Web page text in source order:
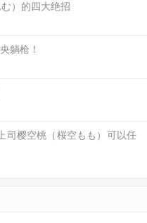
）的四大绝招
躺枪！
司樱空桃（桜空もも）可以任